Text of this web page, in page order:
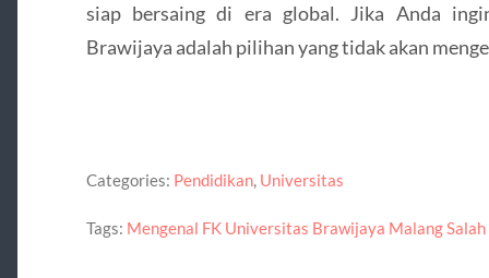
siap bersaing di era global. Jika Anda
Brawijaya adalah pilihan yang tidak akan
Categories: Pendidikan, Universitas
Tags: Mengenal FK Universitas Brawijaya Malang